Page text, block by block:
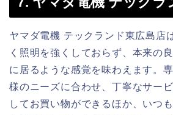
ヤマダ電機 テックランド東広島店
く照明を強くしておらず、本来の
に居るような感覚を味わえます。
様のニーズに合わせ、丁寧なサー
してお買い物ができるほか、いつ